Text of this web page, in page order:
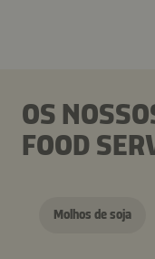
OS
FOOD
Molhos de soja